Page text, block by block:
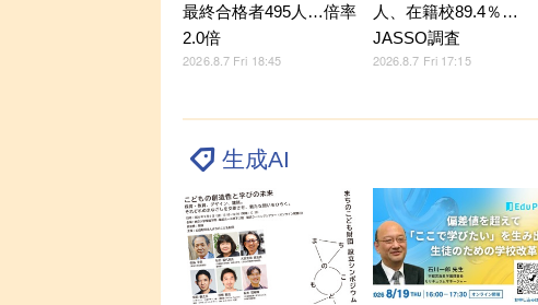
最終合格者495人…倍率
2.0倍
2026.8.7 Fri 18:45
人、在籍校89.4％…
JASSO調査
2026.8.7 Fri 17:15
生成AI